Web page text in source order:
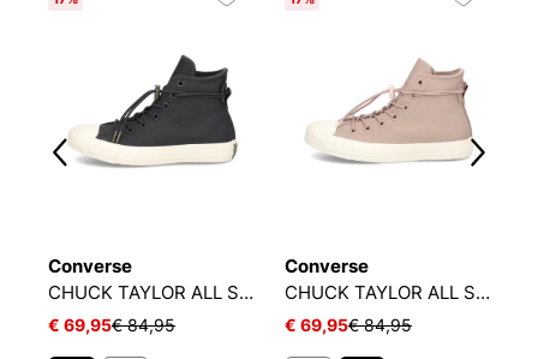
Converse
CHUCK TAYLOR ALL STAR WEATHERIZED
€ 69,95€ 84,95
Converse
CHUCK TAYLOR ALL STAR WEATHERIZED
€ 69,95€ 84,95